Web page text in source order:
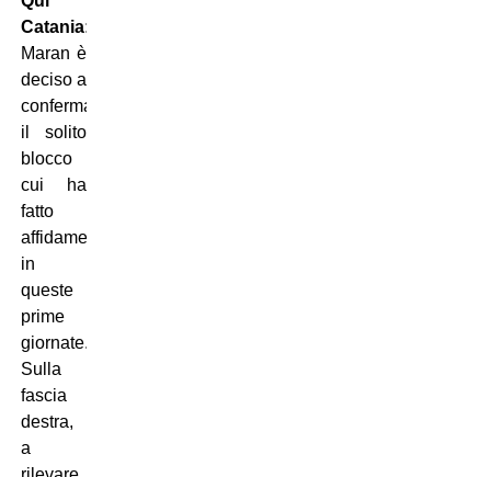
Catania:
Maran è
deciso a
confermare
il solito
blocco
cui ha
fatto
affidamente
in
queste
prime
giornate.
Sulla
fascia
destra,
a